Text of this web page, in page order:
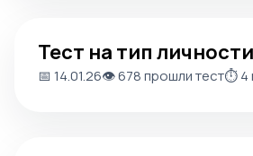
Тест на тип личности
📅 14.01.26👁️ 678 прошли тест⏱️ 4